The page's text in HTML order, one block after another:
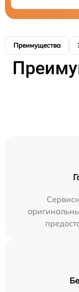
Преимущества